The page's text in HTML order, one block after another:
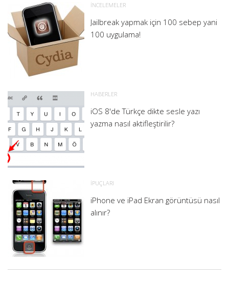
İNCELEMELER
Jailbreak yapmak için 100 sebep yani
100 uygulama!
HABERLER
iOS 8'de Türkçe dikte sesle yazı
yazma nasıl aktifleştirilir?
İPUÇLARI
iPhone ve iPad Ekran görüntüsü nasıl
alınır?